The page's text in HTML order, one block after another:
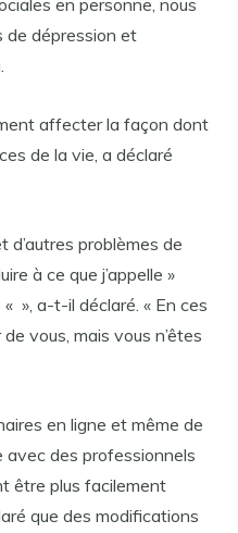
en personne, nous
de dépression et
affecter la façon dont
de la vie, a déclaré
d’autres problèmes de
à ce que j’appelle »
», a-t-il déclaré. « En ces
vous, mais vous n’êtes
en ligne et même de
des professionnels
être plus facilement
que des modifications